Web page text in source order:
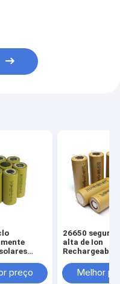
26650
para a
preço
26650
alta de Ion
Rechargeable
3.6v do lítio de
Melhor